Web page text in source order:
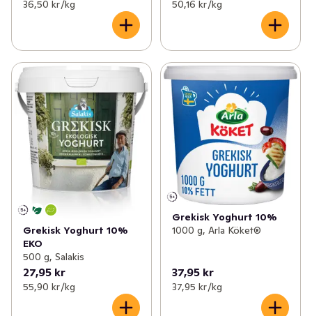
Cottage cheese, kvarg & skyr
✓ Mellanmål & desserter (98)
36,50 kr /kg 50,16 kr /kg
Grekisk Yoghurt 10%
EKO
500 g, Salakis
27,95 kr
55,90 kr /kg
Grekisk Yoghurt 10%
1000 g, Arla Köket®
37,95 kr
37,95 kr /kg